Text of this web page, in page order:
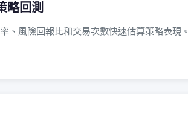
略回測
、風險回報比和交易次數快速估算策略表現。